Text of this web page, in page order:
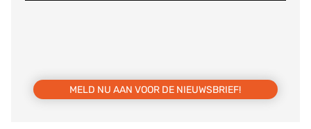
MELD NU AAN VOOR DE NIEUWSBRIEF!